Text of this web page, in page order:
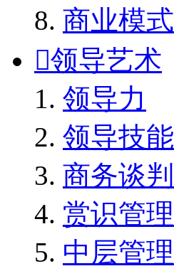
商业模式
领导艺术
领导力
领导技能
商务谈判
赏识管理
中层管理